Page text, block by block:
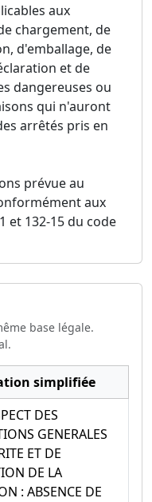
aux
chargement, de
d'emballage, de
et de
dangereuses ou
qui n'auront
arrêtés pris en
prévue au
aux
et 132-15 du code
base légale.
simplifiée
DES
GENERALES
ET DE
DE LA
: ABSENCE DE